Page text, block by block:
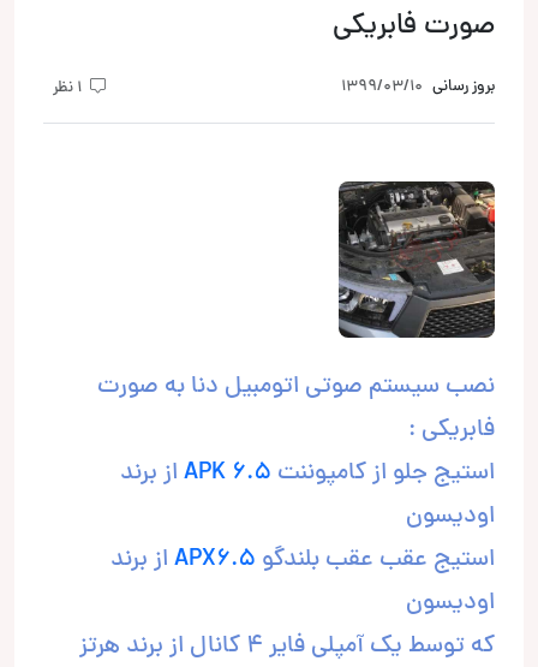
صورت فابریکی
بروز رسانی 1399/03/10
نصب سیستم صوتی اتومبیل دنا به صورت
فابریکی :
استیج جلو از کامپوننت APK 6.5از برند
اودیسون
استیج عقب عقب بلندگو APX6.5از برند
اودیسون
که توسط یک آمپلی فایر 4 کانال از برند هرتز